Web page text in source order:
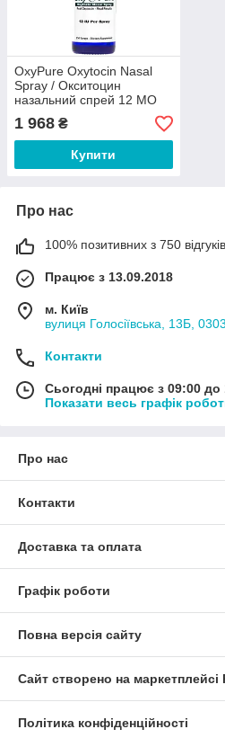
OxyPure Oxytocin Nasal
Spray / Окситоцин
назальний спрей 12 МО
1 968 ₴
Купити
Про нас
100% позитивних з 750
Працює з 13.09.2018
м. Київ
вулиця Голосіївська, 13Б,
Контакти
Сьогодні працює з 09:00 до
Показати весь графік
Про нас
Контакти
Доставка та оплата
Графік роботи
Повна версія сайту
Сайт створено на маркетплейсі
Політика конфіденційності